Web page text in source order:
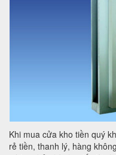
Khi mua cửa kho tiền quý
rẻ tiền, thanh lý, hàng